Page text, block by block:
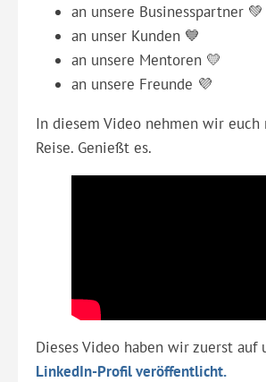
an unsere Businesspartner 💚
an unser Kunden 💙
an unsere Mentoren 💛
an unsere Freunde 💜
In diesem Video nehmen wir euch
Reise. Genießt es.
Dieses Video haben wir zuerst auf
LinkedIn-Profil veröffentlicht.